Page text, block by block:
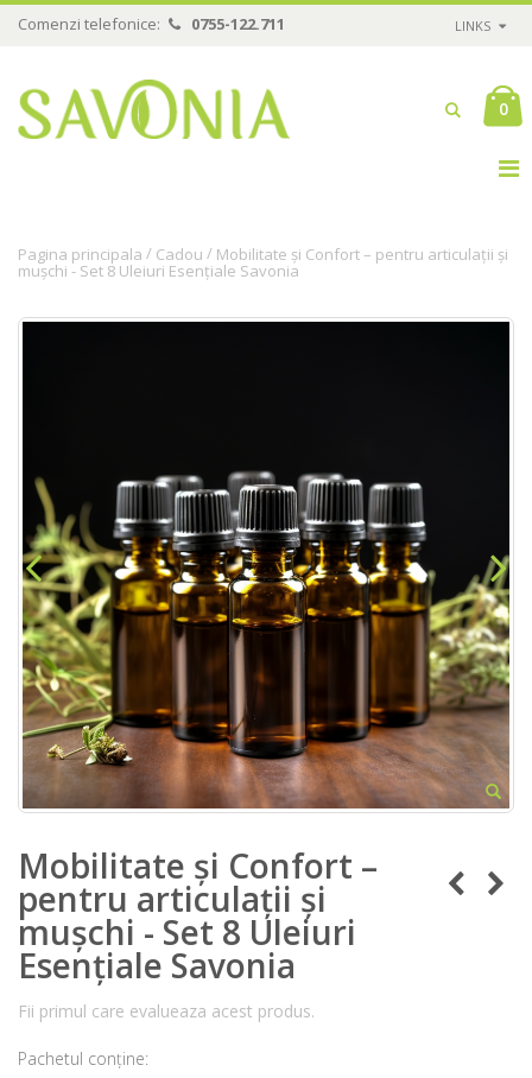
Comenzi telefonice: 0755-122.711 LINKS
0
Pagina principala / Cadou / Mobilitate și Confort – pentru articulații și
mușchi - Set 8 Uleiuri Esențiale Savonia
Mobilitate și Confort –
pentru articulații și
mușchi - Set 8 Uleiuri
Esențiale Savonia
Fii primul care evalueaza acest produs.
Pachetul conține: